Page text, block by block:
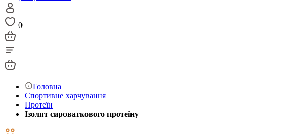
0
Головна
Спортивне харчування
Протеїн
Ізолят сироваткового протеїну